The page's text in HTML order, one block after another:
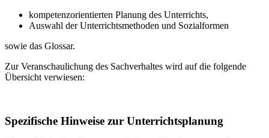
kompetenzorientierten Planung des Unterrichts,
Auswahl der Unterrichtsmethoden und Sozialformen
sowie das Glossar.
Zur Veranschaulichung des Sachverhaltes wird auf die folgende
Übersicht verwiesen:
Spezifische Hinweise zur Unterrichtsplanung